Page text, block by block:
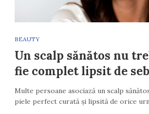
BEAUTY
Un scalp sănătos nu
fie complet lipsit de
Multe persoane asociază un scalp
piele perfect curată și lipsită de orice